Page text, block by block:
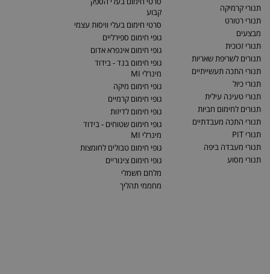
תנורי קרמיקה
תנורי רטורט
מבצעים
תנורי זכוכית
תנורים לשריפת שאריות
תנורי התכה תעשייתיים
תנורי כיול
תנורי טעינה עילית
תנורים לחימום חביות
תנורי התכה מעבדתיים
תנורי PIT
תנורי מעבדה ביפה
תנורי מסוע
קבוע
סרטי חימום בעלי וויסות עצמי
גופי חימום ספירליים
גופי חימום אינפרא אדום
גופי חימום בנד - בידוד
מינרלי MI
גופי חימום מיקה
גופי חימום קרמיים
גופי חימום לדיזות
גופי חימום שטוחים - בידוד
מינרלי MI
גופי חימום טבולים לחומצות
גופי חימום צינוריים
מלחם חשמלי
מחממי תהליך